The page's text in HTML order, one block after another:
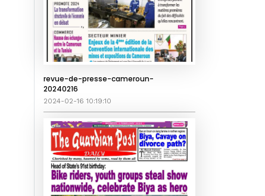
revue-de-presse-cameroun-
20240216
2024-02-16 10:19:10